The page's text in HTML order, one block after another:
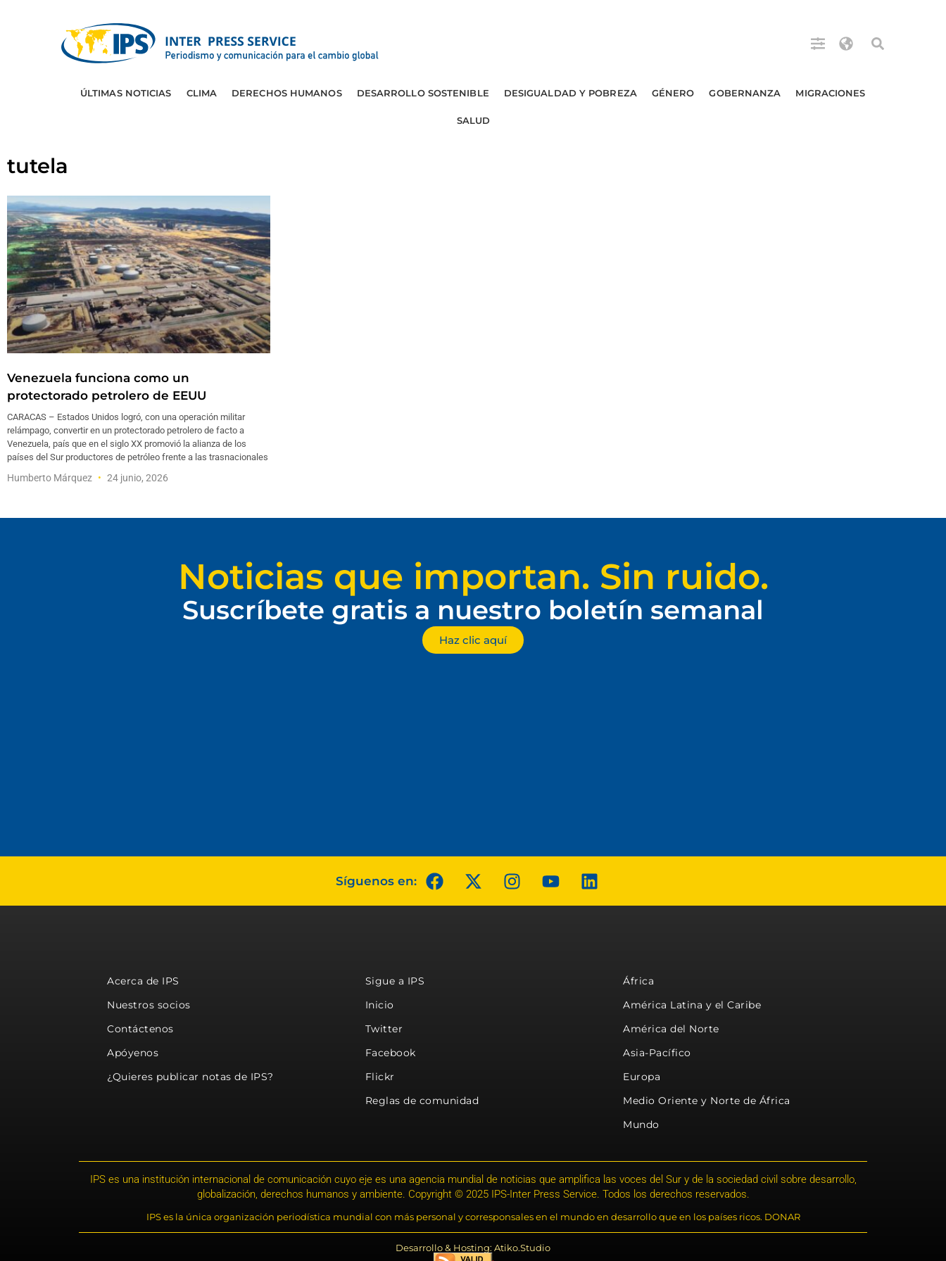
ÚLTIMAS NOTICIAS CLIMA DERECHOS HUMANOS DESARROLLO SOSTENIBLE DESIGUALDAD Y POBREZA GÉNERO GOBERNANZA MIGRACIONES
SALUD
tutela
Venezuela funciona como un
protectorado petrolero de EEUU
CARACAS – Estados Unidos logró, con una operación militar
relámpago, convertir en un protectorado petrolero de facto a
Venezuela, país que en el siglo XX promovió la alianza de los
países del Sur productores de petróleo frente a las trasnacionales
Humberto Márquez 24 junio, 2026
Noticias que importan. Sin ruido.
Suscríbete gratis a nuestro boletín semanal
Haz clic aquí
Síguenos en:
Acerca de IPS
Nuestros socios
Contáctenos
Apóyenos
¿Quieres publicar notas de IPS?
Sigue a IPS
Inicio
Twitter
Facebook
Flickr
Reglas de comunidad
África
América Latina y el Caribe
América del Norte
Asia-Pacífico
Europa
Medio Oriente y Norte de África
Mundo
IPS es una institución internacional de comunicación cuyo eje es una agencia mundial de noticias que amplifica las voces del Sur y de la sociedad civil sobre desarrollo,
globalización, derechos humanos y ambiente. Copyright © 2025 IPS-Inter Press Service. Todos los derechos reservados.
IPS es la única organización periodística mundial con más personal y corresponsales en el mundo en desarrollo que en los países ricos. DONAR
Desarrollo & Hosting: Atiko.Studio